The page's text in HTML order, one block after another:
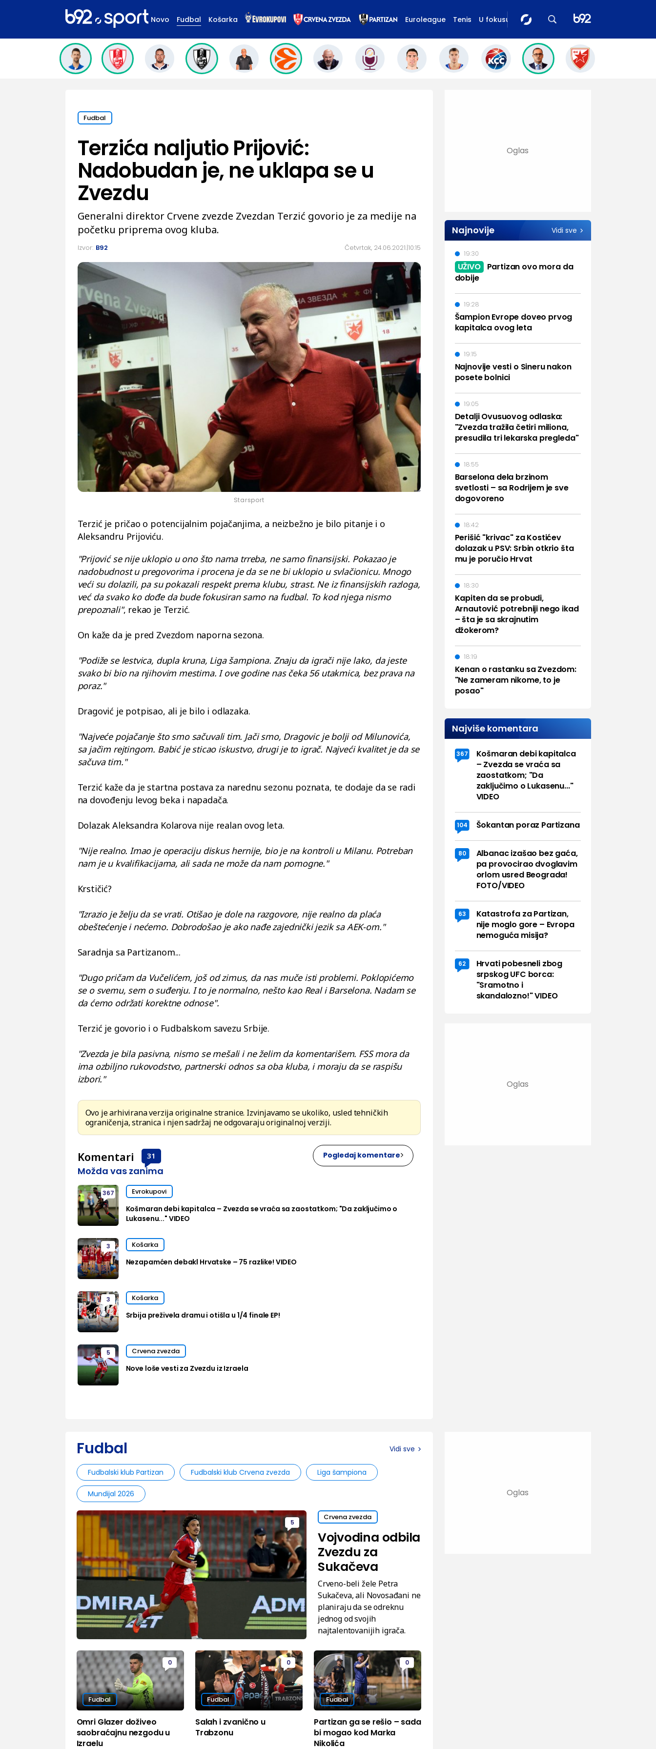
Novo Fudbal Košarka Euroleague Tenis U fokusu
Fudbal
Četvrtak, 24.06.2021. 10:15
Terzića naljutio Prijović:
Nadobudan je, ne uklapa se u
Zvezdu
Generalni direktor Crvene zvezde Zvezdan Terzić govorio je za medije na
početku priprema ovog kluba.
Izvor: B92
Starsport
Terzić je pričao o potencijalnim pojačanjima, a neizbežno je bilo pitanje i o
Aleksandru Prijoviću.
"Prijović se nije uklopio u ono što nama trreba, ne samo finansijski. Pokazao je
nadobudnost u pregovorima i procena je da se ne bi uklopio u svlačionicu. Mnogo
veći su dolazili, pa su pokazali respekt prema klubu, strast. Ne iz finansijskih razloga,
već da svako ko dođe da bude fokusiran samo na fudbal. To kod njega nismo
prepoznali", rekao je Terzić.
On kaže da je pred Zvezdom naporna sezona.
"Podiže se lestvica, dupla kruna, Liga šampiona. Znaju da igrači nije lako, da jeste
svako bi bio na njihovim mestima. I ove godine nas čeka 56 utakmica, bez prava na
poraz."
Dragović je potpisao, ali je bilo i odlazaka.
"Najveće pojačanje što smo sačuvali tim. Jači smo, Dragovic je bolji od Milunovića,
sa jačim rejtingom. Babić je sticao iskustvo, drugi je to igrač. Najveći kvalitet je da se
sačuva tim."
Terzić kaže da je startna postava za narednu sezonu poznata, te dodaje da se radi
na dovođenju levog beka i napadača.
Dolazak Aleksandra Kolarova nije realan ovog leta.
"Nije realno. Imao je operaciju diskus hernije, bio je na kontroli u Milanu. Potreban
nam je u kvalifikacijama, ali sada ne može da nam pomogne."
Krstičić?
"Izrazio je želju da se vrati. Otišao je dole na razgovore, nije realno da plaća
obeštećenje i nećemo. Dobrodošao je ako nađe zajednički jezik sa AEK-om."
Saradnja sa Partizanom...
"Dugo pričam da Vučelićem, još od zimus, da nas muče isti problemi. Poklopićemo
se o svemu, sem o suđenju. I to je normalno, nešto kao Real i Barselona. Nadam se
da ćemo održati korektne odnose".
Terzić je govorio i o Fudbalskom savezu Srbije.
"Zvezda je bila pasivna, nismo se mešali i ne želim da komentarišem. FSS mora da
ima ozbiljno rukovodstvo, partnerski odnos sa oba kluba, i moraju da se raspišu
izbori."
Ovo je arhivirana verzija originalne stranice. Izvinjavamo se ukoliko, usled tehničkih
ograničenja, stranica i njen sadržaj ne odgovaraju originalnoj verziji.
Komentari 31 Pogledaj komentare
Možda vas zanima
367 Evrokupovi
Košmaran debi kapitalca – Zvezda se vraća sa zaostatkom; "Da zaključimo o
Lukasenu..." VIDEO
3 Košarka
Nezapamćen debakl Hrvatske – 75 razlike! VIDEO
3 Košarka
Srbija preživela dramu i otišla u 1/4 finale EP!
5 Crvena zvezda
Nove loše vesti za Zvezdu iz Izraela
Najnovije Vidi sve
UŽIVO
Partizan ovo mora da
dobije
19:30
Šampion Evrope doveo prvog
kapitalca ovog leta
19:28
Najnovije vesti o Sineru nakon
posete bolnici
19:15
Detalji Ovusuovog odlaska:
"Zvezda tražila četiri miliona,
presudila tri lekarska pregleda"
19:05
Barselona dela brzinom
svetlosti – sa Rodrijem je sve
dogovoreno
18:55
Perišić "krivac" za Kostićev
dolazak u PSV: Srbin otkrio šta
mu je poručio Hrvat
18:42
Kapiten da se probudi,
Arnautović potrebniji nego ikad
– šta je sa skrajnutim
džokerom?
18:30
Kenan o rastanku sa Zvezdom:
"Ne zameram nikome, to je
posao"
18:19
Najviše komentara
367
Košmaran debi kapitalca
– Zvezda se vraća sa
zaostatkom; "Da
zaključimo o Lukasenu..."
VIDEO
104 Šokantan poraz Partizana
80
Albanac izašao bez gaća,
pa provocirao dvoglavim
orlom usred Beograda!
FOTO/VIDEO
63
Katastrofa za Partizan,
nije moglo gore – Evropa
nemoguća misija?
62
Hrvati pobesneli zbog
srpskog UFC borca:
"Sramotno i
skandalozno!" VIDEO
Fudbal Vidi sve
Fudbalski klub Partizan Fudbalski klub Crvena zvezda Liga šampiona
Mundijal 2026
5
Crvena zvezda
Vojvodina odbila
Zvezdu za
Sukačeva
Crveno-beli žele Petra
Sukačeva, ali Novosađani ne
planiraju da se odreknu
jednog od svojih
najtalentovanijih igrača.
0
Fudbal
Omri Glazer doživeo
saobraćajnu nezgodu u
Izraelu
0
Fudbal
Salah i zvanično u
Trabzonu
0
Fudbal
Partizan ga se rešio – sada
bi mogao kod Marka
Nikolića